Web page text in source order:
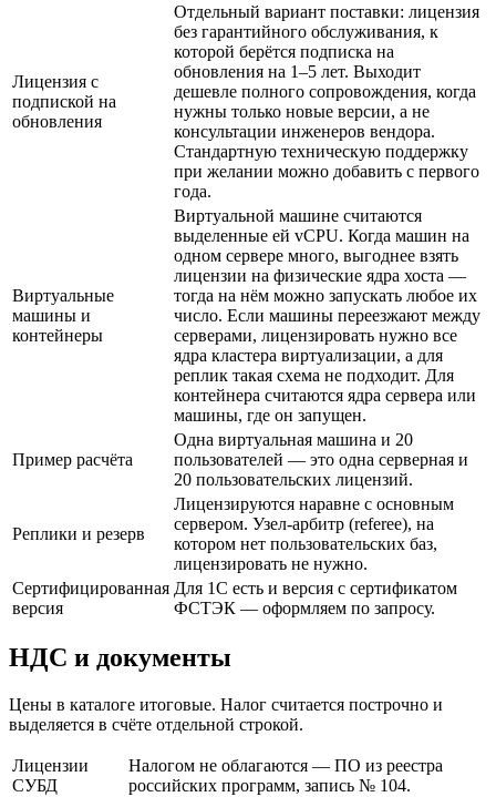
Лицензия с
подпиской на
обновления
Отдельный вариант поставки: лицензия
без гарантийного обслуживания, к
которой берётся подписка на
обновления на 1–5 лет. Выходит
дешевле полного сопровождения, когда
нужны только новые версии, а не
консультации инженеров вендора.
Стандартную техническую поддержку
при желании можно добавить с первого
года.
Виртуальные
машины и
контейнеры
Виртуальной машине считаются
выделенные ей vCPU. Когда машин на
одном сервере много, выгоднее взять
лицензии на физические ядра хоста —
тогда на нём можно запускать любое их
число. Если машины переезжают между
серверами, лицензировать нужно все
ядра кластера виртуализации, а для
реплик такая схема не подходит. Для
контейнера считаются ядра сервера или
машины, где он запущен.
Пример расчёта
Одна виртуальная машина и 20
пользователей — это одна серверная и
20 пользовательских лицензий.
Реплики и резерв
Лицензируются наравне с основным
сервером. Узел-арбитр (referee), на
котором нет пользовательских баз,
лицензировать не нужно.
Сертифицированная
версия
Для 1С есть и версия с сертификатом
ФСТЭК — оформляем по запросу.
НДС и документы
Цены в каталоге итоговые. Налог считается построчно и
выделяется в счёте отдельной строкой.
Лицензии
СУБД
Налогом не облагаются — ПО из реестра
российских программ, запись № 104.